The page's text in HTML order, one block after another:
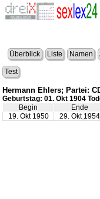
Überblick Liste Namen
Test
Hermann Ehlers; Partei:
Geburtstag: 01. Okt 1904
Begin
Ende
19. Okt 1950
29. Okt 1954